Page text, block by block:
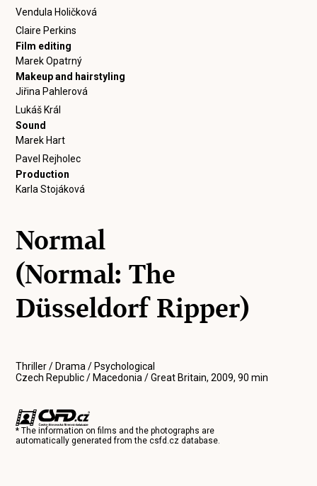
Vendula Holičková
Claire Perkins
Film editing
Marek Opatrný
Makeup and hairstyling
Jiřina Pahlerová
Lukáš Král
Sound
Marek Hart
Pavel Rejholec
Production
Karla Stojáková
Normal
(Normal: The
Düsseldorf Ripper)
Thriller / Drama / Psychological
Czech Republic / Macedonia / Great Britain, 2009, 90 min
* The information on films and the photographs are
automatically generated from thecsfd.cz database.